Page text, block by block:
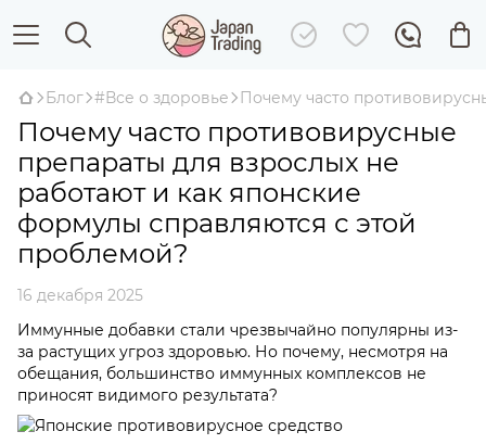
Блог #Все о здоровье Почему часто
Почему часто противовирусные
препараты для взрослых не
работают и как японские
формулы справляются с этой
проблемой?
16 декабря 2025
Иммунные добавки стали чрезвычайно популярны из-
за растущих угроз здоровью. Но почему, несмотря на
обещания, большинство иммунных комплексов не
приносят видимого результата?